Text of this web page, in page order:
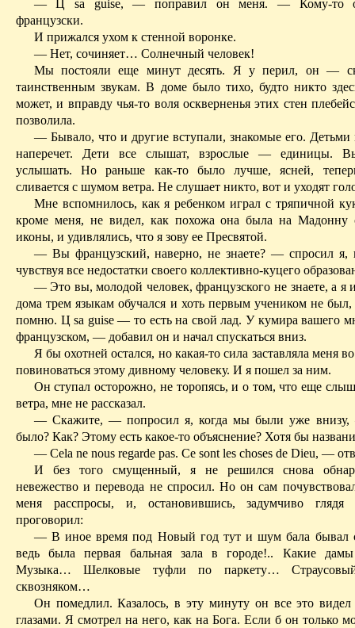
— Ц sa guise, — поправил он меня. — Кому-то
французски.
И прижался ухом к стенной воронке.
— Нет, сочиняет… Солнечный человек!
Мы постояли еще минут десять. Я у перил, он —
таинственным звукам. В доме было тихо, будто никто
может, и вправду чья-то воля оскверненья этих стен
позволила.
— Бывало, что и другие вступали, знакомые его. Детьми
наперечет. Дети все слышат, взрослые — единицы.
услышать. Но раньше как-то было лучше, ясней,
сливается с шумом ветра. Не слушает никто, вот и уходят
Мне вспомнилось, как я ребенком играл с тряпичной
кроме меня, не видел, как похожа она была на Мадонну
иконы, и удивлялись, что я зову ее Пресвятой.
— Вы французский, наверно, не знаете? — спросил я,
чувствуя все недостатки своего коллективно-куцего
— Это вы, молодой человек, французского не знаете, а я
дома трем языкам обучался и хоть первым учеником не
помню. Цsa guise— то есть на свой лад. У кумира вашего
французском, — добавил он и начал спускаться вниз.
Я бы охотней остался, но какая-то сила заставляла меня
повиноваться этому дивному человеку. И я пошел за ним.
Он ступал осторожно, не торопясь, и о том, что еще
ветра, мне не рассказал.
— Скажите, — попросил я, когда мы были уже
было? Как? Этому есть какое-то объяснение? Хотя бы
— Cela ne nous regarde pas. Ce sont les choses de Dieu, —
И без того смущенный, я не решился снова
невежество и перевода не спросил. Но он сам
меня расспросы, и, остановившись, задумчиво глядя
проговорил:
— В иное время под Новый год тут и шум бала бывал
ведь была первая бальная зала в городе!.. Какие дамы
Музыка… Шелковые туфли по паркету…
сквозняком…
Он помедлил. Казалось, в эту минуту он все это
глазами. Я смотрел на него, как на Бога. Если б он только